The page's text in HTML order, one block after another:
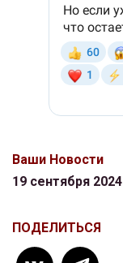
Ваши Новости
19 сентября 2024
ПОДЕЛИТЬСЯ